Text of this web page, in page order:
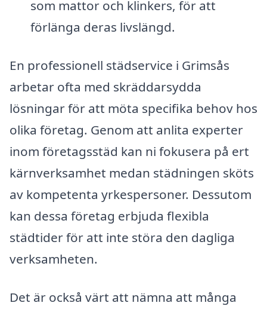
som mattor och klinkers, för att
förlänga deras livslängd.
En professionell städservice i Grimsås
arbetar ofta med skräddarsydda
lösningar för att möta specifika behov hos
olika företag. Genom att anlita experter
inom företagsstäd kan ni fokusera på ert
kärnverksamhet medan städningen sköts
av kompetenta yrkespersoner. Dessutom
kan dessa företag erbjuda flexibla
städtider för att inte störa den dagliga
verksamheten.
Det är också värt att nämna att många